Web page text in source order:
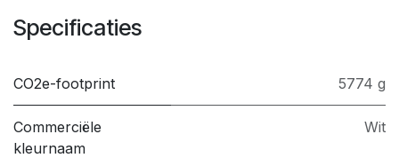
Specificaties
CO2e-footprint 5774 g
Commerciële
kleurnaam
Wit